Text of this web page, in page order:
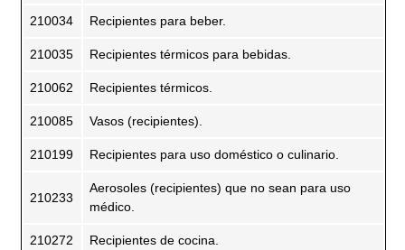
210034 Recipientes para beber.
210035 Recipientes térmicos para bebidas.
210062 Recipientes térmicos.
210085 Vasos (recipientes).
210199 Recipientes para uso doméstico o culinario.
210233
Aerosoles (recipientes) que no sean para uso
médico.
210272 Recipientes de cocina.